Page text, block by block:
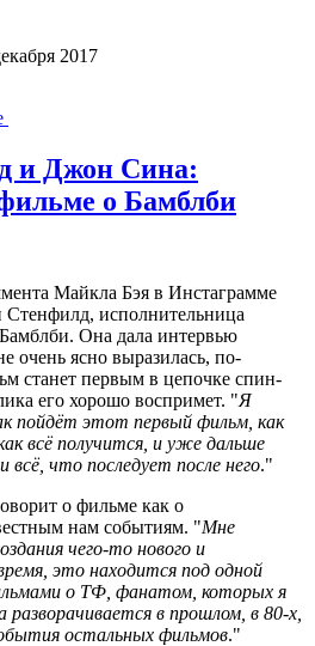
2017
и Джон Сина:
о Бамблби
Майкла Бэя в Инстаграмме
Стенфилд, исполнительница
Она дала интервью
очень ясно выразилась, по-
станет первым в цепочке спин-
его хорошо воспримет. "Я
пойдёт этот первый фильм, как
всё получится, и уже дальше
всё, что последует после него."
о фильме как о
нам событиям. "Мне
чего-то нового и
это находится под одной
о ТФ, фанатом, которых я
в прошлом, в 80-х,
остальных фильмов."